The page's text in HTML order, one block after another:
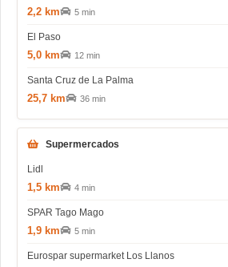
2,2 km 5 min
El Paso
5,0 km 12 min
Santa Cruz de La Palma
25,7 km 36 min
Supermercados
Lidl
1,5 km 4 min
SPAR Tago Mago
1,9 km 5 min
Eurospar supermarket Los Llanos